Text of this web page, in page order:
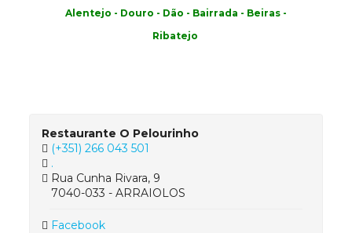
Alentejo - Douro - Dão - Bairrada - Beiras -
Ribatejo
Restaurante O Pelourinho
(+351) 266 043 501
.
Rua Cunha Rivara, 9
7040-033 - ARRAIOLOS
Facebook